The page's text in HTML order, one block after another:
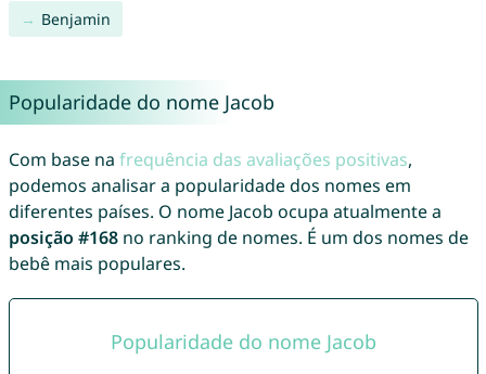
Benjamin
Popularidade do nome Jacob
Com base na frequência das avaliações positivas,
podemos analisar a popularidade dos nomes em
diferentes países. O nome Jacob ocupa atualmente a
posição #168no ranking de nomes. É um dos nomes de
bebê mais populares.